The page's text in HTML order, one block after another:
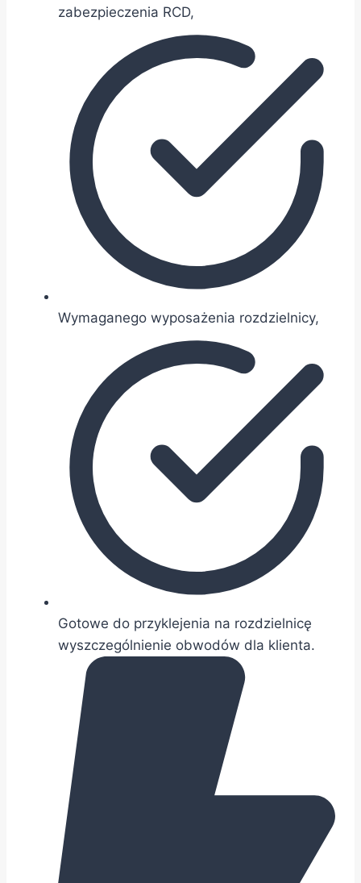
zabezpieczenia RCD,
Wymaganego wyposażenia rozdzielnicy,
Gotowe do przyklejenia na rozdzielnicę
wyszczególnienie obwodów dla klienta.